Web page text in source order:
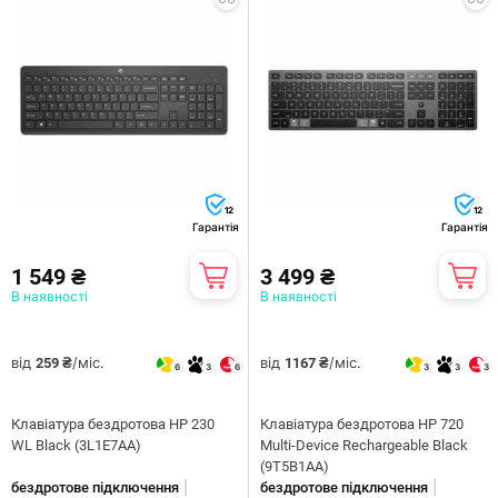
12
Гарантія
1 549 ₴
В наявності
від 259 ₴/міс. 6 3 6
Клавіатура бездротова HP 230
WL Black (3L1E7AA)
бездротове підключення
12
Гарантія
3 499 ₴
В наявності
від 1167 ₴/міс. 3 3 3
Клавіатура бездротова HP 720
Multi-Device Rechargeable Black
(9T5B1AA)
бездротове підключення